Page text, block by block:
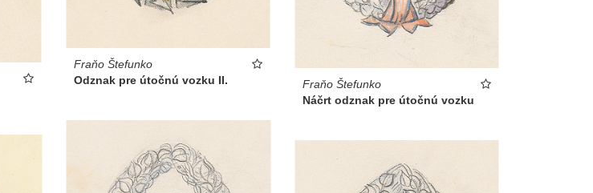
Fraňo Štefunko
Odznak pre útočnú vozku II.
Fraňo Štefunko
Náčrt odznak pre útočnú vozku